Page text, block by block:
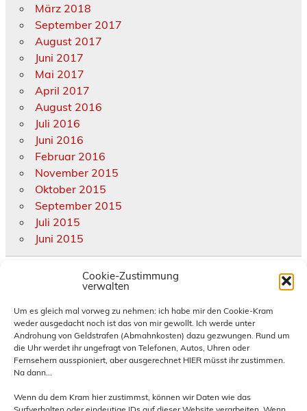
Cookie-Zustimmung
verwalten
Um es gleich mal vorweg zu nehmen: ich habe mir den Cookie-Kram
weder ausgedacht noch ist das von mir gewollt. Ich werde unter
Androhung von Geldstrafen (Abmahnkosten) dazu gezwungen. Rund um
die Uhr werdet ihr ungefragt von Telefonen, Autos, Uhren oder
Fernsehern ausspioniert, aber ausgerechnet HIER müsst ihr zustimmen.
Na dann...
Wenn du dem Kram hier zustimmst, können wir Daten wie das
März 2018
September 2017
August 2017
Juni 2017
Mai 2017
April 2017
August 2016
Juli 2016
Juni 2016
Februar 2016
November 2015
Oktober 2015
September 2015
Juli 2015
Juni 2015
Allgemein
diverse Termine und Treffen
eigene Termine und Treffen
Hornburg
News und Infos
Presse
Reiseberichte